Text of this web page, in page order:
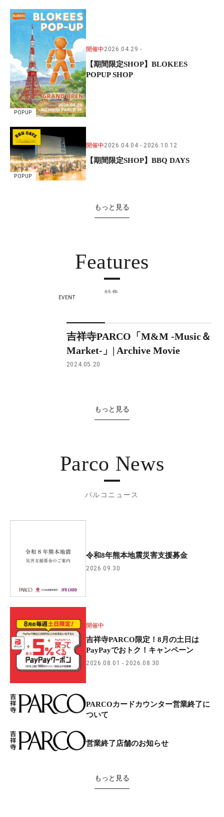
POPUP
開催中2026.04.29
【期間限定SHOP】BLOKEES
POPUP SHOP
POPUP
開催中2026.04.04 2026.10.12
【期間限定SHOP】BBQ DAYS
もっと見る
Features
特集
EVENT
吉祥寺PARCO「M&M -Music＆
Market-」| Archive Movie
2024.05.20
もっと見る
Parco News
パルコニュース
令和8年熊本地震災害支援募金
2026.09.30
開催中
吉祥寺PARCO限定！8月の土日は
PayPayでおトク！キャンペーン
2026.08.01 2026.08.30
PARCOカードカウンター営業終了に
ついて
営業終了店舗のお知らせ
もっと見る